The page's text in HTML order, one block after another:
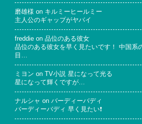
磨雄様 on キルミーヒールミー
主人公のギャップがヤバイ
freddie on 品位のある彼女
品位のある彼女を早く見たいです！ 中国系
目…
ミヨン on
TV小説 星になって光る
星になって輝くですが…
ナルシャ on バーディーバディ
バーディーバディ 早く見たい❗